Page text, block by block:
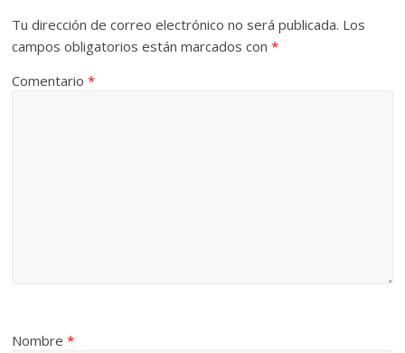
Tu dirección de correo electrónico no será publicada. Los
campos obligatorios están marcados con*
Comentario*
Nombre*